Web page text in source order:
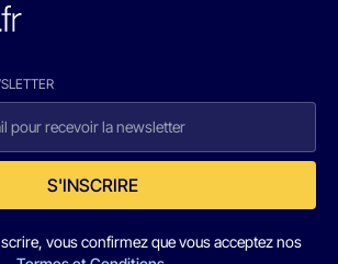
S'INSCRIRE
vous confirmez que vous acceptez nos